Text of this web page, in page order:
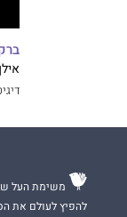
משימת העל
להפיץ לעולם את